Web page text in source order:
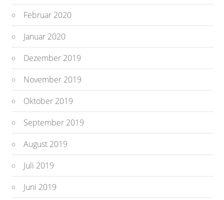
Februar 2020
Januar 2020
Dezember 2019
November 2019
Oktober 2019
September 2019
August 2019
Juli 2019
Juni 2019